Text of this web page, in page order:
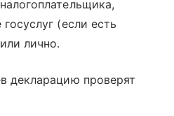
(если есть
лично.
декларацию проверят